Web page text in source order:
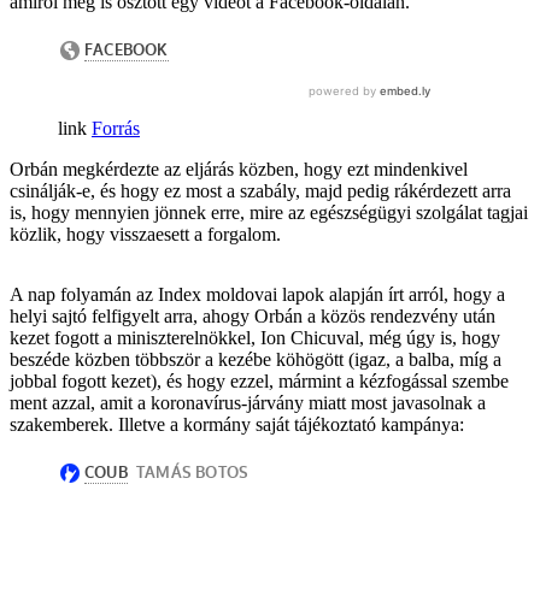
Forrás
Orbán megkérdezte az eljárás közben, hogy ezt mindenkivel
csinálják-e, és hogy ez most a szabály, majd pedig rákérdezett arra
is, hogy mennyien jönnek erre, mire az egészségügyi szolgálat tagjai
közlik, hogy visszaesett a forgalom.
A nap folyamán az Index moldovai lapok alapján írt arról, hogy a
helyi sajtó felfigyelt arra, ahogy Orbán a közös rendezvény után
kezet fogott a miniszterelnökkel, Ion Chicuval, még úgy is, hogy
beszéde közben többször a kezébe köhögött (igaz, a balba, míg a
jobbal fogott kezet), és hogy ezzel, mármint a kézfogással szembe
ment azzal, amit a koronavírus-járvány miatt most javasolnak a
szakemberek. Illetve a kormány saját tájékoztató kampánya: